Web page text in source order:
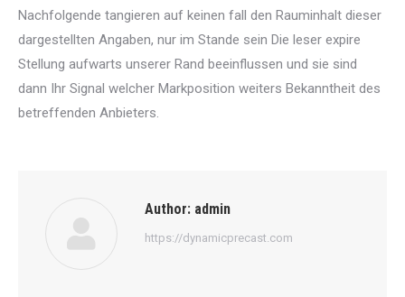
Nachfolgende tangieren auf keinen fall den Rauminhalt dieser
dargestellten Angaben, nur im Stande sein Die leser expire
Stellung aufwarts unserer Rand beeinflussen und sie sind
dann Ihr Signal welcher Markposition weiters Bekanntheit des
betreffenden Anbieters.
Author: admin
https://dynamicprecast.com